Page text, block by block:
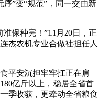
序”变“规范”，同一交由新
保种完！”11月20日，正
杰农机专业合做社担任人
安沉担牢牢扛正在肩
亿斤以上，稳居全省首
季收获，更牵动全省粮食